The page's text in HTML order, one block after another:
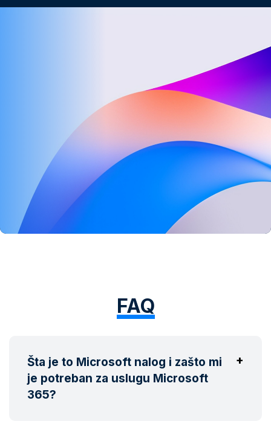
FAQ
Šta je to Microsoft nalog i zašto mi
je potreban za uslugu Microsoft
365?